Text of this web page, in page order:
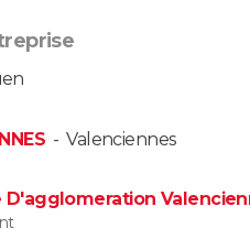
-Valenciennes
D'agglomeration